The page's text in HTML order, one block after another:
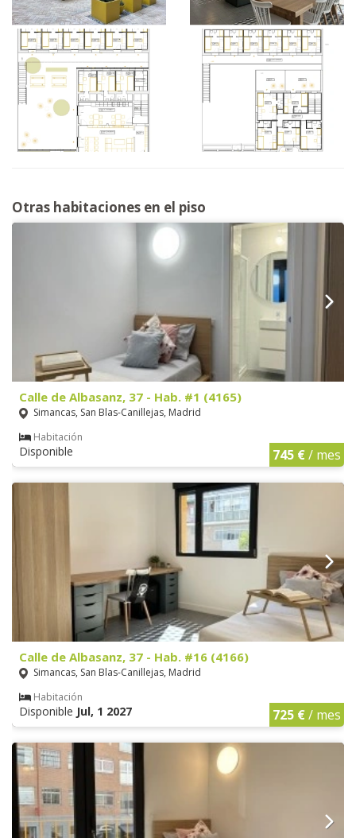
Otras habitaciones en el piso
Calle de Albasanz, 37 - Hab. #1 (4165)
Simancas, San Blas-Canillejas, Madrid
Habitación
Disponible 745 €/ mes
Calle de Albasanz, 37 - Hab. #16 (4166)
Simancas, San Blas-Canillejas, Madrid
Habitación
Disponible Jul, 1 2027 725 €/ mes